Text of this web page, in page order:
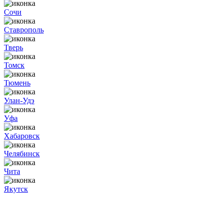
Сочи
Ставрополь
Тверь
Томск
Тюмень
Улан-Удэ
Уфа
Хабаровск
Челябинск
Чита
Якутск